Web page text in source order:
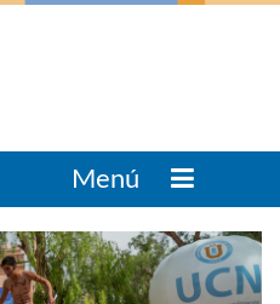
Menú